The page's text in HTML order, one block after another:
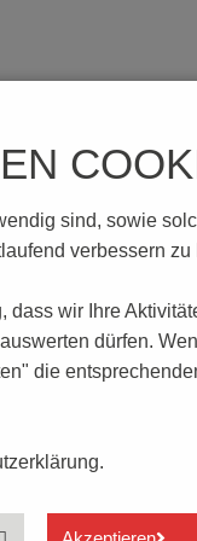
| Service Branchen
sind, sowie
verbessern zu
dass wir Ihre
dürfen.
die